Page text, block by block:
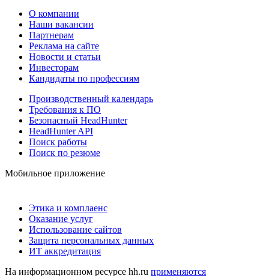
О компании
Наши вакансии
Партнерам
Реклама на сайте
Новости и статьи
Инвесторам
Кандидаты по профессиям
Производственный календарь
Требования к ПО
Безопасный HeadHunter
HeadHunter API
Поиск работы
Поиск по резюме
Мобильное приложение
Этика и комплаенс
Оказание услуг
Использование сайтов
Защита персональных данных
ИТ аккредитация
На информационном ресурсе hh.ru применяются